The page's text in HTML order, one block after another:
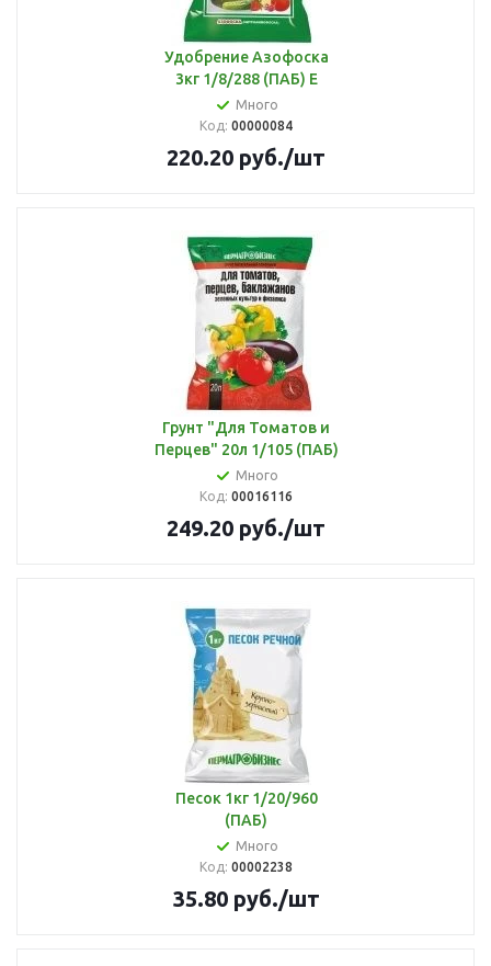
Удобрение Азофоска
3кг 1/8/288 (ПАБ) Е
Много
Код: 00000084
220.20 руб./шт
Грунт "Для Томатов и
Перцев" 20л 1/105 (ПАБ)
Много
Код: 00016116
249.20 руб./шт
Песок 1кг 1/20/960
(ПАБ)
Много
Код: 00002238
35.80руб./шт